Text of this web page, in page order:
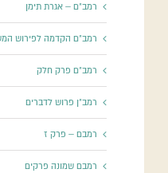
רמב"ם – אגרת תימן
רמב"ם הקדמה לפירוש
רמב"ם פרק חלק
רמב"ן פרוש לדברים
רמבם – פרק ז
רמבם שמונה פרקים